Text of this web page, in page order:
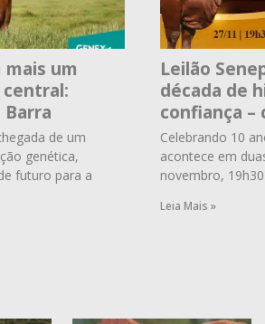
um
Barra
de um
genética,
futuro para a
Leilão
década de
confiança –
Celebrando 10
acontece em
novembro,
Leia Mais »